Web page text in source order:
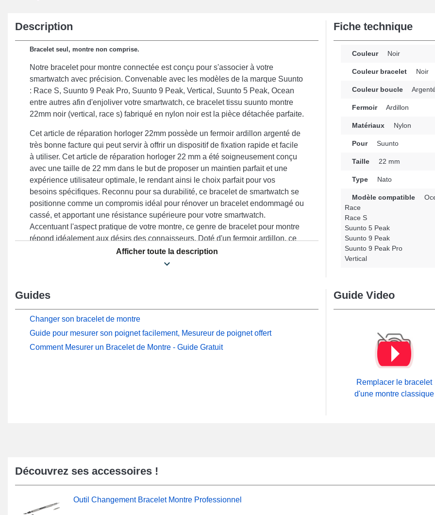
Description
Bracelet seul, montre non comprise.
Notre bracelet pour montre connectée est conçu pour s'associer à votre
smartwatch avec précision. Convenable avec les modèles de la marque Suunto
: Race S, Suunto 9 Peak Pro, Suunto 9 Peak, Vertical, Suunto 5 Peak, Ocean
entre autres afin d'enjoliver votre smartwatch, ce bracelet tissu suunto montre
22mm noir (vertical, race s) fabriqué en nylon noir est la pièce détachée parfaite.
Cet article de réparation horloger 22mm possède un fermoir ardillon argenté de
très bonne facture qui peut servir à offrir un dispositif de fixation rapide et facile
à utiliser. Cet article de réparation horloger 22 mm a été soigneusement conçu
avec une taille de 22 mm dans le but de proposer un maintien parfait et une
expérience utilisateur optimale, le rendant ainsi le choix parfait pour vos
besoins spécifiques. Reconnu pour sa durabilité, ce bracelet de smartwatch se
positionne comme un compromis idéal pour rénover un bracelet endommagé ou
cassé, et apportant une résistance supérieure pour votre smartwatch.
Accentuant l'aspect pratique de votre montre, ce genre de bracelet pour montre
répond idéalement aux désirs des connaisseurs. Doté d'un fermoir ardillon, ce
bracelet garantit une expérience utilisateur fluide et se prête parfaitement sur les
références Race S, Suunto 9 Peak, Ocean, Race, Suunto 5 Peak, Suunto 9
Afficher toute la description
Fiche technique
Couleur Noir
Couleur bracelet Noir
Couleur boucle
Fermoir Ardillon
Matériaux Nylon
Pour Suunto
Taille 22 mm
Type Nato
Modèle compatible
Race
Race S
Suunto 5 Peak
Suunto 9 Peak
Suunto 9 Peak Pro
Vertical
Guides
Changer son bracelet de montre
Guide pour mesurer son poignet facilement, Mesureur de poignet offert
Comment Mesurer un Bracelet de Montre - Guide Gratuit
Guide Video
Remplacer le bracelet
d'une montre classique
Découvrez ses accessoires !
Outil Changement Bracelet Montre Professionnel